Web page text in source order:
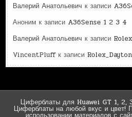
Валерий Анатольевич к записи
Аноним к записи A36Sense 1 2 3 4
Валерий Анатольевич к записи
VincentPluffк записи
Циферблаты для Huawei GT 1, 2,
Циферблаты на любой вкус и цвет!